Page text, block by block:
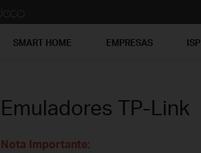
SMART HOME EMPRESAS ISP
Emuladores TP-Link
Nota Importante: